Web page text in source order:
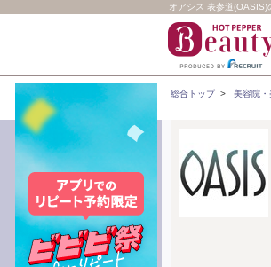
オアシス 表参道
総合トップ> 美容院